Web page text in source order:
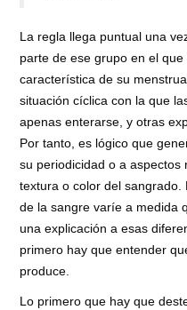
La regla llega puntual una
parte de ese grupo en el
característica de su
situación cíclica con la que
apenas enterarse, y otras
Por tanto, es lógico que
su periodicidad o a aspectos
textura o color del
de la sangre varíe a medida
una explicación a esas
primero hay que entender
produce.
Lo primero que hay que